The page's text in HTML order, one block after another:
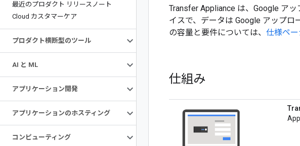
最近のプロダクト リリースノート
Cloud カスタマーケア
プロダクト横断型のツール
AI と ML
アプリケーション開発
アプリケーションのホスティング
コンピューティング
Transfer Appliance は、Google ア
イスで、データは Google アップロ
の容量と要件については、 仕様ペー
仕組み